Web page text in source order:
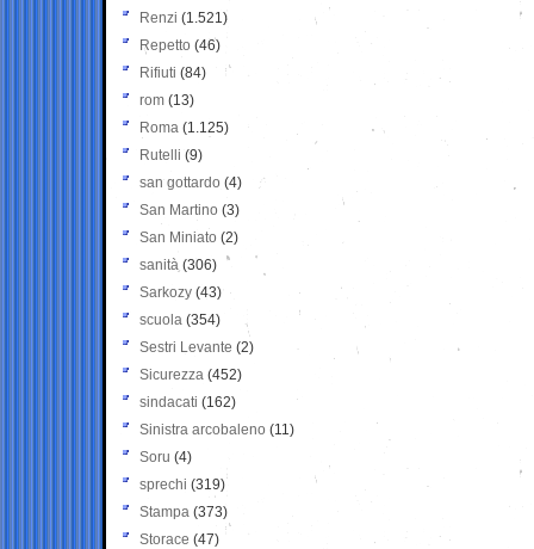
Renzi (1.521)
Repetto (46)
Rifiuti (84)
rom (13)
Roma (1.125)
Rutelli (9)
san gottardo (4)
San Martino (3)
San Miniato (2)
sanità (306)
Sarkozy (43)
scuola (354)
Sestri Levante (2)
Sicurezza (452)
sindacati (162)
Sinistra arcobaleno (11)
Soru (4)
sprechi (319)
Stampa (373)
Storace (47)